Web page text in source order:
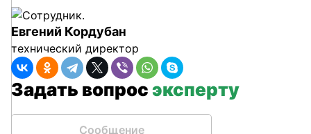
Евгений Кордубан
технический директор
Задать вопросэксперту